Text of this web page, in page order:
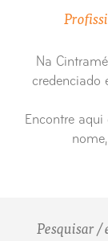
Na
credenciado
Encontre
Pesquisar